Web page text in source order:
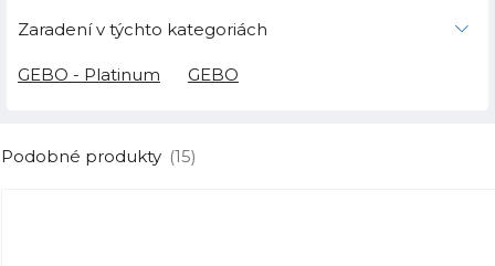
Zaradení v týchto kategoriách
GEBO - Platinum GEBO
Podobné produkty (15)